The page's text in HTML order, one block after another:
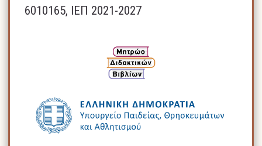
6010165, ΙΕΠ 2021-2027